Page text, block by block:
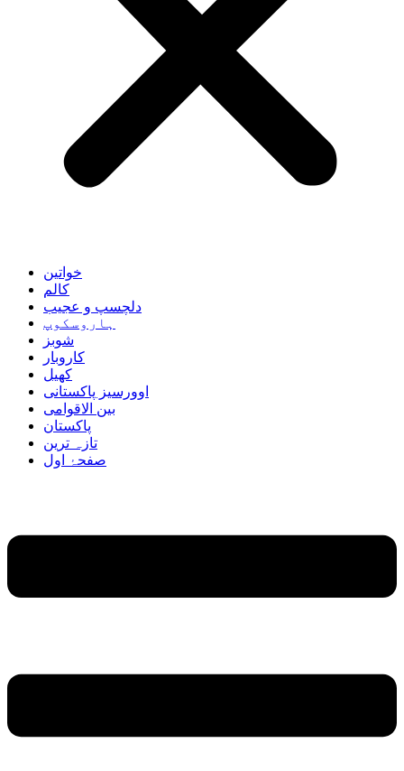
خواتین
کالم
دلچسپ و عجیب
ہاروسکوپ
شوبز
کاروبار
کھیل
اوورسیز پاکستانی
بین الاقوامی
پاکستان
تازہ ترین
صفحۂ اول